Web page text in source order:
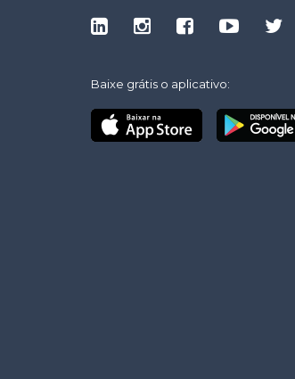
Baixe grátis o aplicativo: